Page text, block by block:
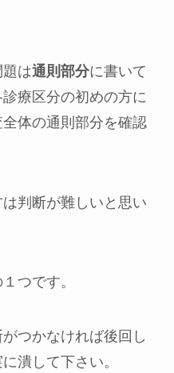
は通則部分に書いて
療区分の初めの方に
体の通則部分を確認
判断が難しいと思い
つです。
つかなければ後回し
潰して下さい。